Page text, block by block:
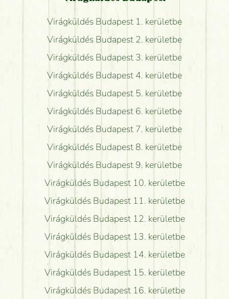
Virágküldés Budapest 1. kerületbe
Virágküldés Budapest 2. kerületbe
Virágküldés Budapest 3. kerületbe
Virágküldés Budapest 4. kerületbe
Virágküldés Budapest 5. kerületbe
Virágküldés Budapest 6. kerületbe
Virágküldés Budapest 7. kerületbe
Virágküldés Budapest 8. kerületbe
Virágküldés Budapest 9. kerületbe
Virágküldés Budapest 10. kerületbe
Virágküldés Budapest 11. kerületbe
Virágküldés Budapest 12. kerületbe
Virágküldés Budapest 13. kerületbe
Virágküldés Budapest 14. kerületbe
Virágküldés Budapest 15. kerületbe
Virágküldés Budapest 16. kerületbe